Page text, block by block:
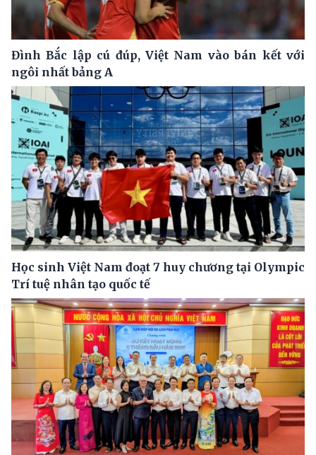
Đình Bắc lập cú đúp, Việt Nam vào bán kết với
ngôi nhất bảng A
Học sinh Việt Nam đoạt 7 huy chương tại Olympic
Trí tuệ nhân tạo quốc tế